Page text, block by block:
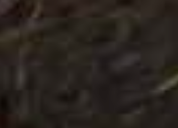
La Palma er
nyde en
grillpladser.